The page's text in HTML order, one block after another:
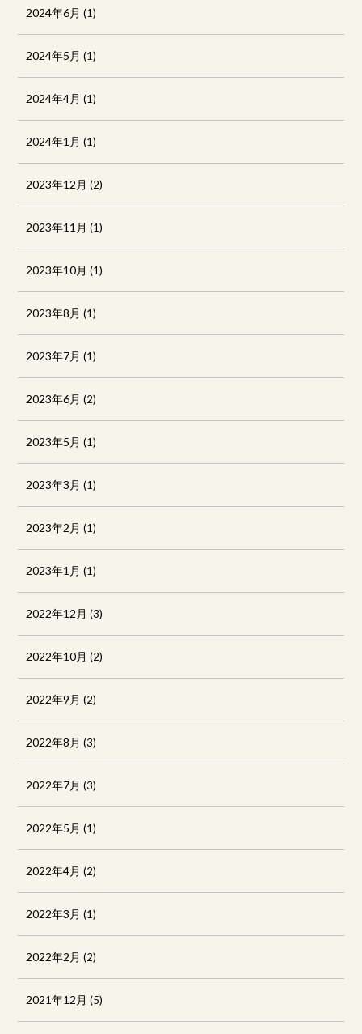
2024年6月 (1)
2024年5月 (1)
2024年4月 (1)
2024年1月 (1)
2023年12月 (2)
2023年11月 (1)
2023年10月 (1)
2023年8月 (1)
2023年7月 (1)
2023年6月 (2)
2023年5月 (1)
2023年3月 (1)
2023年2月 (1)
2023年1月 (1)
2022年12月 (3)
2022年10月 (2)
2022年9月 (2)
2022年8月 (3)
2022年7月 (3)
2022年5月 (1)
2022年4月 (2)
2022年3月 (1)
2022年2月 (2)
2021年12月 (5)